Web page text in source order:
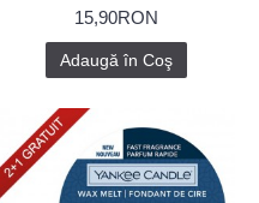
15,90RON
Adaugă în Coş